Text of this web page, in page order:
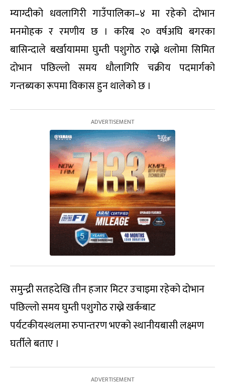
म्याग्दीको धवलागिरी गाउँपालिका–४ मा रहेको दोभान
मनमोहक र रमणीय छ । करिब २० वर्षअघि बगरका
बासिन्दाले बर्खायाममा घुम्ती पशुगोठ राख्ने थलोमा सिमित
दोभान पछिल्लो समय धौलागिरि चक्रीय पदमार्गको
गन्तब्यका रूपमा विकास हुन थालेको छ ।
समुन्द्री सतहदेखि तीन हजार मिटर उचाइमा रहेको दोभान
पछिल्लो समय घुम्ती पशुगोठ राख्ने खर्कबाट
पर्यटकीयस्थलमा रुपान्तरण भएको स्थानीयबासी लक्ष्मण
घर्तीले बताए ।